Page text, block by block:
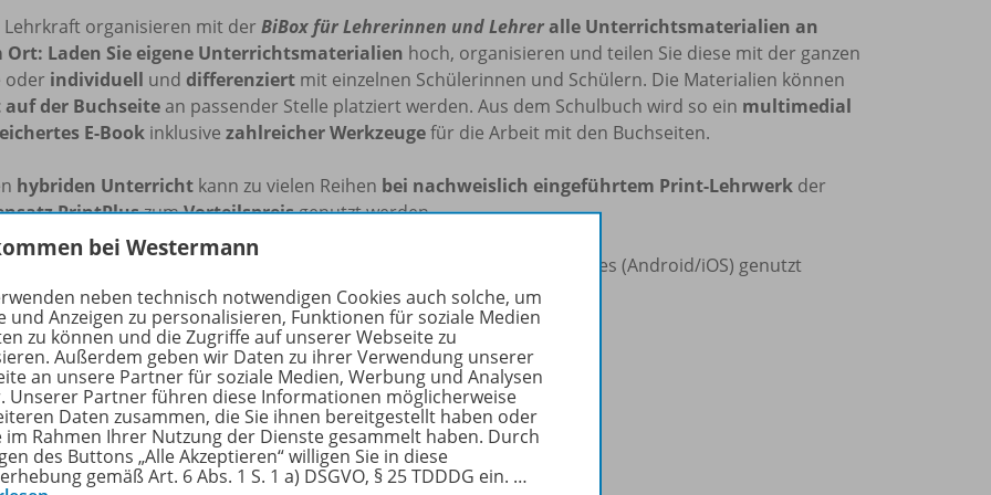
Lehrkraft organisieren mit der BiBox für Lehrerinnen und Lehreralle Unterrichtsmaterialien an
Ort: Laden Sie eigene Unterrichtsmaterialien hoch, organisieren und teilen Sie diese mit der ganzen
oder individuell und differenziert mit einzelnen Schülerinnen und Schülern. Die Materialien können
der Buchseite an passender Stelle platziert werden. Aus dem Schulbuch wird so ein multimedial
E-Book inklusive zahlreicher Werkzeugefür die Arbeit mit den Buchseiten.
hybriden Unterricht kann zu vielen Reihen bei nachweislich eingeführtem Print-Lehrwerk der
PrintPluszumVorteilspreisgenutzt werden.
kann flexibel auf dem PC (Windows/macOS), Tablets und Smartphones (Android/iOS) genutzt
auchohne Internetverbindung.
Informationen zur BiBox finden Sie aufwww.bibox.schule
Sie mehr über die Reihe
bei Westermann
neben technisch notwendigen Cookies auch solche, um
und Anzeigen zu personalisieren, Funktionen für soziale Medien
zu können und die Zugriffe auf unserer Webseite zu
Außerdem geben wir Daten zu ihrer Verwendung unserer
an unsere Partner für soziale Medien, Werbung und Analysen
Unserer Partner führen diese Informationen möglicherweise
Daten zusammen, die Sie ihnen bereitgestellt haben oder
im Rahmen Ihrer Nutzung der Dienste gesammelt haben. Durch
des Buttons „Alle Akzeptieren“ willigen Sie in diese
gemäß Art. 6 Abs. 1 S. 1 a) DSGVO, § 25 TDDDG ein. …